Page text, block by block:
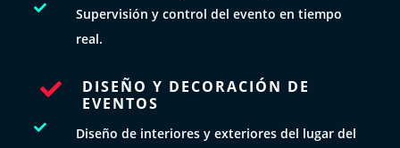

Supervisión y control del evento en tiempo
real.

DISEÑO Y DECORACIÓN DE
EVENTOS

Diseño de interiores y exteriores del lugar del